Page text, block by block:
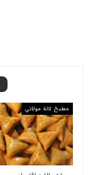
مطبخ لالة مولاتي